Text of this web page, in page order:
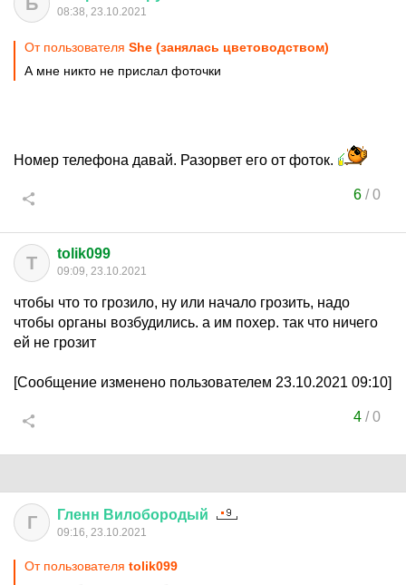
08:38, 23.10.2021
От пользователя She (занялась цветоводством)
А мне никто не прислал фоточки
Номер телефона давай. Разорвет его от фоток.
6/0
T tolik099
09:09, 23.10.2021
чтобы что то грозило, ну или начало грозить, надо
чтобы органы возбудились. а им похер. так что ничего
ей не грозит
[Сообщение изменено пользователем 23.10.2021 09:10]
4/0
Г Гленн Вилобородый
09:16, 23.10.2021
От пользователя tolik099